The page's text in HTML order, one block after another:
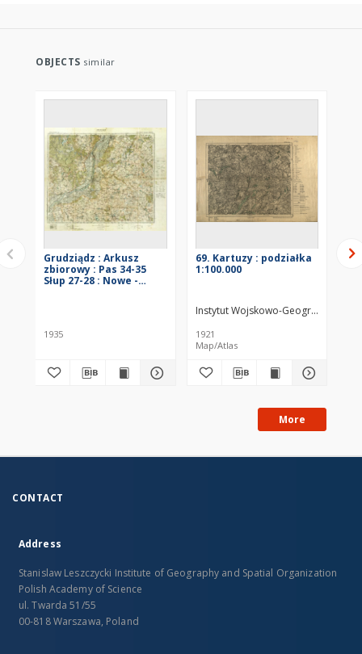
OBJECTS similar
Grudziądz : Arkusz
zbiorowy : Pas 34-35
Słup 27-28 : Nowe -
1935
69. Kartuzy : podziałka
1:100.000
Instytut Wojskowo-Geograficzny
1921
Map/Atlas
More
CONTACT
Address
Stanislaw Leszczycki Institute of Geography and Spatial Organization
Polish Academy of Science
ul. Twarda 51/55
00-818 Warszawa, Poland